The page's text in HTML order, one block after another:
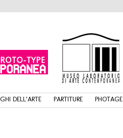
DELL’ARTE PARTITURE PHOTAGE